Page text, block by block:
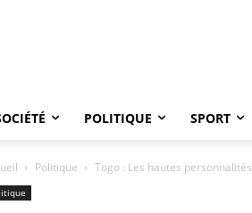
POLITIQUE SPORT
Politique Togo : Les hautes